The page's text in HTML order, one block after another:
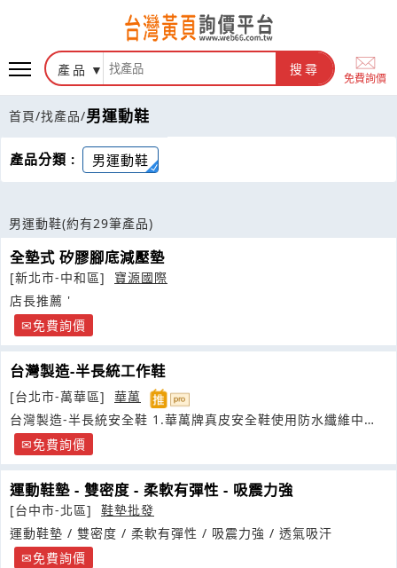
產品 搜尋
免費詢價
首頁/找產品/男運動鞋
產品分類 : 男運動鞋
男運動鞋(約有29筆產品)
全墊式 矽膠腳底減壓墊
[新北市-中和區]
寶源國際
店長推薦 '
免費詢價
台灣製造-半長統工作鞋
[台北市-萬華區]
華萬
台灣製造-半長統安全鞋 1.華萬牌真皮安全鞋使用防水纖維中底
板 免費詢價
運動鞋墊 - 雙密度 - 柔軟有彈性 - 吸震力強
[台中市-北區]
鞋墊批發
運動鞋墊 / 雙密度 / 柔軟有彈性 / 吸震力強 / 透氣吸汗
免費詢價